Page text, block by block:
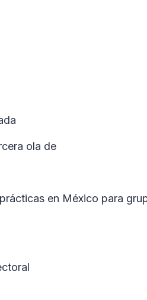
ola de
en México para